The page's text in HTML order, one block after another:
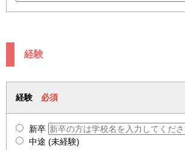
経験
経験 必須
新卒
中途 (未経験)